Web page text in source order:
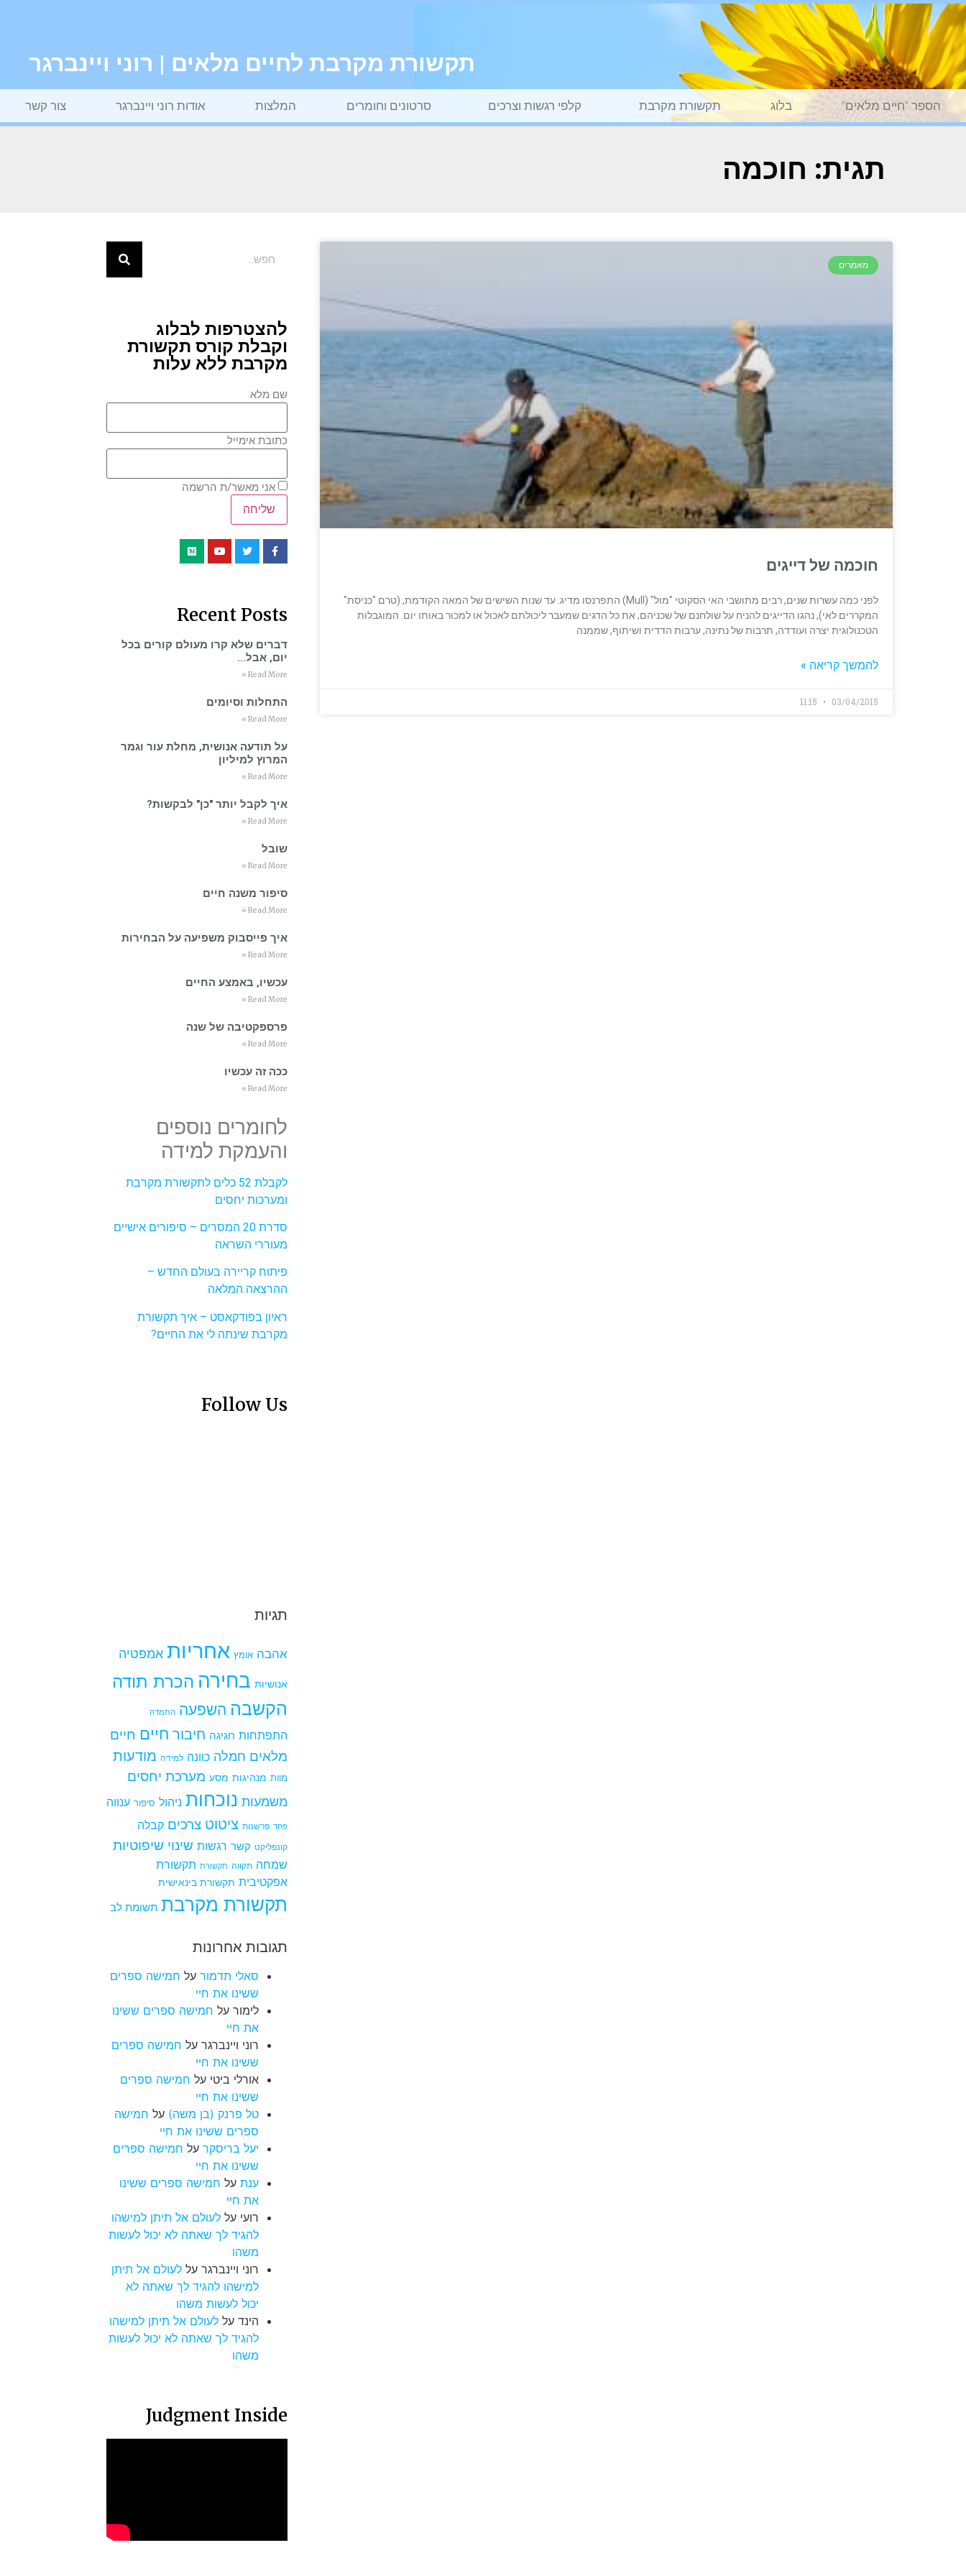
תקשורת מקרבת לחיים מלאים | רוני ויינברגר
הספר "חיים מלאים" בלוג תקשורת מקרבת קלפי רגשות וצרכים סרטונים וחומרים המלצות אודות רוני ויינברגר צור קשר
תגית: חוכמה
מאמרים
חוכמה של דייגים
לפני כמה עשרות שנים, רבים מתושבי האי הסקוטי "מול" (Mull) התפרנסו מדיג. עד שנות השישים של המאה הקודמת, (טרם "כניסת"
המקררים לאי), נהגו הדייגים להניח על שולחנם של שכניהם, את כל הדגים שמעבר ליכולתם לאכול או למכור באותו יום. המוגבלות
הטכנולוגית יצרה ועודדה, תרבות של נתינה, ערבות הדדית ושיתוף, שממנה
להמשך קריאה »
03/04/2015
להצטרפות לבלוג
וקבלת קורס תקשורת
מקרבת ללא עלות
שם מלא
כתובת אימייל
אני מאשר/ת הרשמה
Recent Posts
דברים שלא קרו מעולם קורים בכל
יום, אבל…
Read More »
התחלות וסיומים
Read More »
על תודעה אנושית, מחלת עור וגמר
המרוץ למיליון
Read More »
איך לקבל יותר "כן" לבקשות?
Read More »
שובל
Read More »
סיפור משנה חיים
Read More »
איך פייסבוק משפיעה על הבחירות
Read More »
עכשיו, באמצע החיים
Read More »
פרספקטיבה של שנה
Read More »
ככה זה עכשיו
Read More »
לחומרים נוספים
והעמקת למידה
לקבלת 52 כלים לתקשורת מקרבת
ומערכות יחסים
סדרת 20 המסרים – סיפורים אישיים
מעוררי השראה
פיתוח קריירה בעולם החדש –
ההרצאה המלאה
ראיון בפודקאסט – איך תקשורת
מקרבת שינתה לי את החיים?
Follow Us
תגיות
אהבה אומץ אחריות אמפטיה
אנושיות בחירה הכרת תודה
הקשבה השפעה התמדה
התפתחות חגיגה חיבור חיים חיים
מלאים חמלה כוונה למידה מודעות
מוות מנהיגות מסע מערכת יחסים
משמעות נוכחות ניהול סיפור ענווה
פחד פרשנות ציטוט צרכים קבלה
קונפליקט קשר רגשות שינוי שיפוטיות
שמחה תקווה תקשורת תקשורת
אפקטיבית תקשורת בינאישית
תקשורת מקרבת תשומת לב
תגובות אחרונות
סאלי תדמור על חמישה ספרים
ששינו את חיי
לימור על חמישה ספרים ששינו
את חיי
רוני ויינברגר על חמישה ספרים
ששינו את חיי
אורלי ביטי על חמישה ספרים
ששינו את חיי
טל פרנק (בן משה) על חמישה
ספרים ששינו את חיי
יעל בריסקר על חמישה ספרים
ששינו את חיי
ענת על חמישה ספרים ששינו
את חיי
רועי עללעולם אל תיתן למישהו
להגיד לך שאתה לא יכול לעשות
משהו
רוני ויינברגר עללעולם אל תיתן
למישהו להגיד לך שאתה לא
יכול לעשות משהו
הינד עללעולם אל תיתן למישהו
להגיד לך שאתה לא יכול לעשות
משהו
Judgment Inside